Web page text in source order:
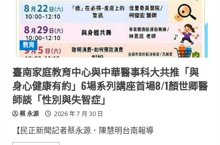
柳
營
體
驗
多
元
學
習
教育
臺南家庭教育中心與中華醫事科大共推「與
身心健康有約」6場系列講座首場8/1顏世卿醫
師談「性別與失智症」
蔡 永源 2026 年 7 月 30 日
【民正新聞記者蔡永源．陳慧明台南報導